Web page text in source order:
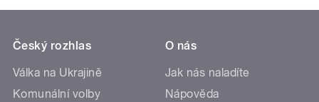
Český rozhlas
Válka na Ukrajině
Komunální volby
O nás
Jak nás naladíte
Nápověda